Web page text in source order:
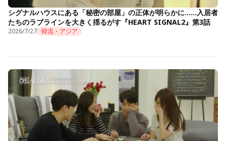
シグナルハウスにある「秘密の部屋」の正体が明らかに……入居者
たちのラブラインを大きく揺るがす『HEART SIGNAL2』第3話
2026/7/27 韓流・アジア